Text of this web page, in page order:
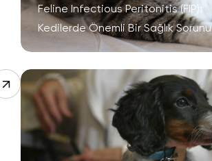
Feline Infectious Peritonitis (FIP):
Kedilerde Önemli Bir Sağlık Sorunu